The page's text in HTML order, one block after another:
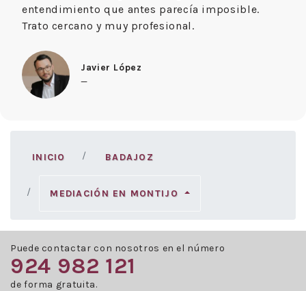
entendimiento que antes parecía imposible.
Trato cercano y muy profesional.
Javier López
—
INICIO BADAJOZ
MEDIACIÓN EN MONTIJO
Puede contactar con nosotros en el número
924 982 121
de forma gratuita.